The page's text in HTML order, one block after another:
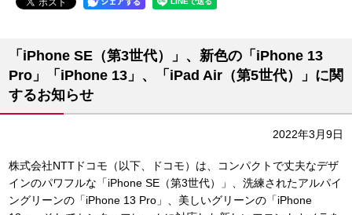
「iPhone SE（第3世代）」、新色の「iPhone 13
Pro」「iPhone 13」、「iPad Air（第5世代）」に関
するお知らせ
2022年3月9日
株式会社NTTドコモ（以下、ドコモ）は、コンパクトで丈夫なデザ
インのパワフルな「iPhone SE（第3世代）」、洗練されたアルパイ
ングリーンの「iPhone 13 Pro」、美しいグリーンの「iPhone